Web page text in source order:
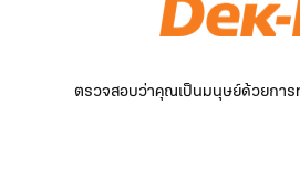
ตรวจสอบว่าคุณเป็นมนุษย์ด้วยการ